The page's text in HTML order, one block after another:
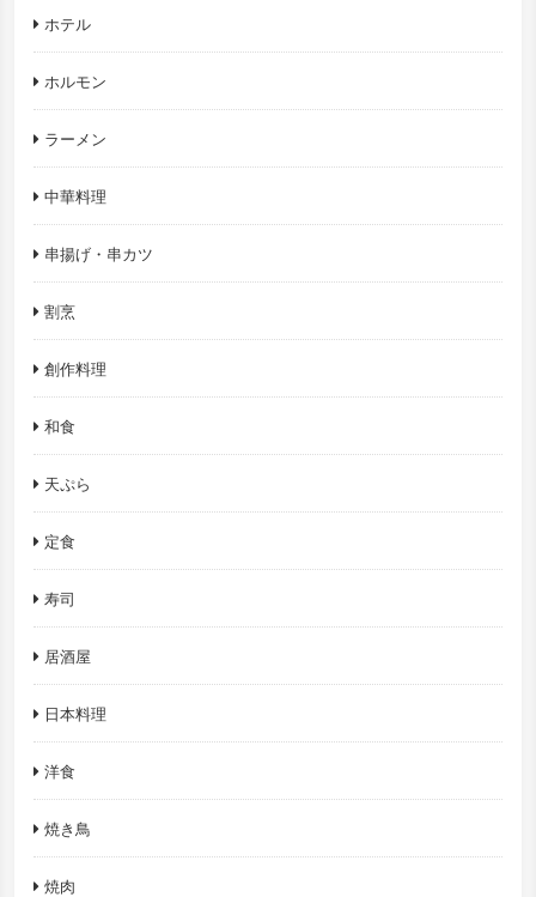
ホテル
ホルモン
ラーメン
中華料理
串揚げ・串カツ
割烹
創作料理
和食
天ぷら
定食
寿司
居酒屋
日本料理
洋食
焼き鳥
焼肉